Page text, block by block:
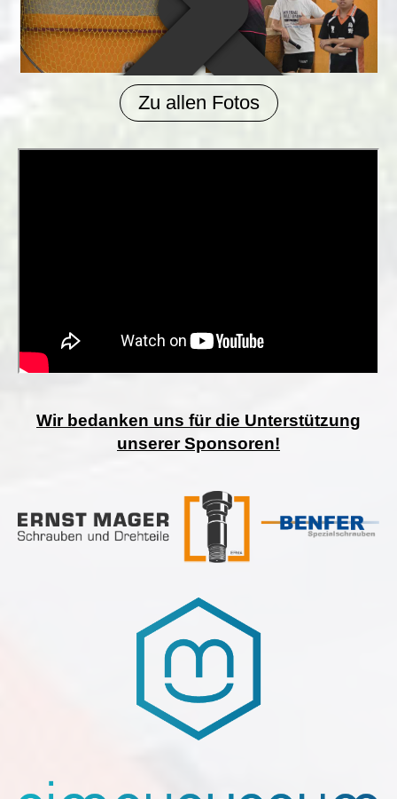
Zu allen Fotos
Wir bedanken uns für die Unterstützung
unserer Sponsoren!